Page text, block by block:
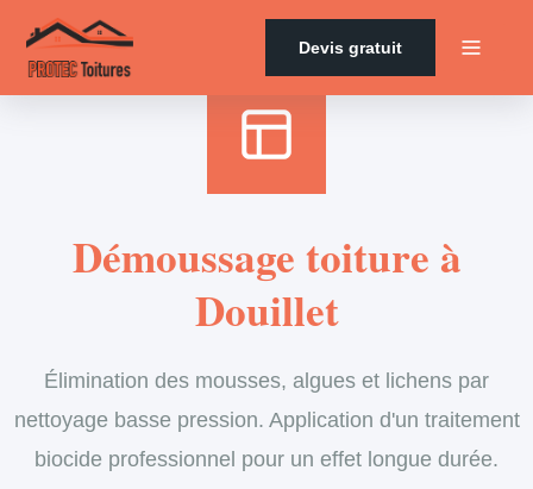
Devis gratuit
Démoussage toiture à
Douillet
Élimination des mousses, algues et lichens par
nettoyage basse pression. Application d'un traitement
biocide professionnel pour un effet longue durée.